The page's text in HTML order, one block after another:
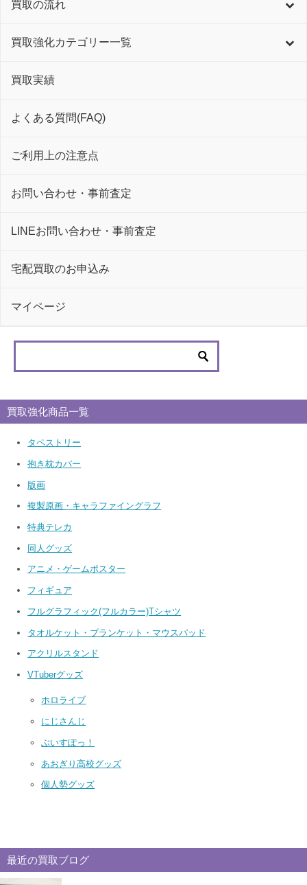
買取の流れ
買取強化カテゴリー一覧
買取実績
よくある質問(FAQ)
ご利用上の注意点
お問い合わせ・事前査定
LINEお問い合わせ・事前査定
宅配買取のお申込み
マイページ
買取強化商品一覧
タペストリー
抱き枕カバー
版画
複製原画・キャラファイングラフ
特典テレカ
同人グッズ
アニメ・ゲームポスター
フィギュア
フルグラフィック(フルカラー)Tシャツ
タオルケット・ブランケット・マウスパッド
アクリルスタンド
VTuberグッズ
ホロライブ
にじさんじ
ぶいすぽっ！
あおぎり高校グッズ
個人勢グッズ
最近の買取ブログ